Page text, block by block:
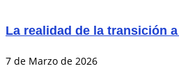
La realidad de la transición
7 de Marzo de 2026